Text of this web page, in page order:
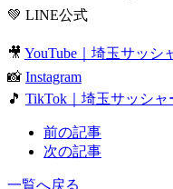
💚 LINE公式
🎥 YouTube｜埼玉サッシ
📸 Instagram
🎵 TikTok｜埼玉サッシャ
前の記事
次の記事
一覧へ戻る